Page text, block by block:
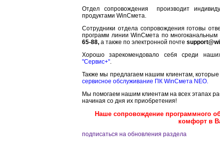
Отдел сопровождения производит
продуктами WinСмета.
Сотрудники отдела сопровождения готовы
программ линии WinСмета по
65-88, а также по электронной почте
Хорошо зарекомендовало себя среди
"Сервис+".
Также мы предлагаем нашим клиентам,
сервисное обслуживание ПК WinСмета NEO.
Мы помогаем нашим клиентам на всех этапах
начиная со дня их приобретения!
Наше сопровождение программного
комфорт в
подписаться на обновления раздела